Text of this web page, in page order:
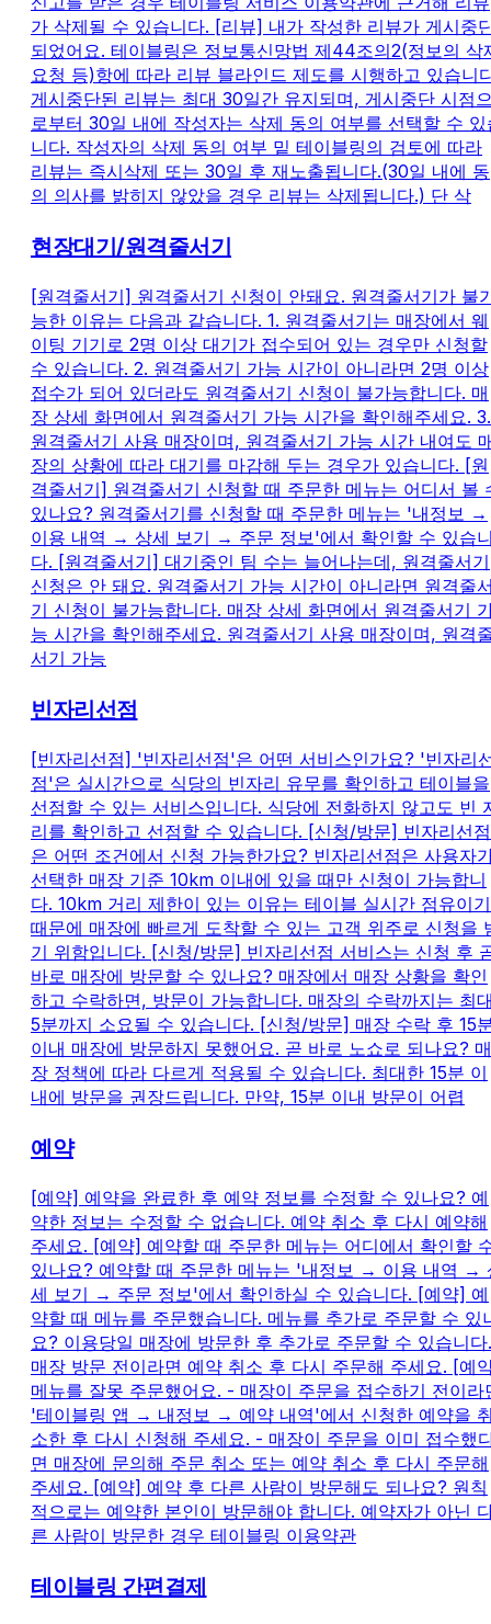
가 삭제될 수 있습니다. [리뷰] 내가 작성한 리뷰가 게시중
되었어요. 테이블링은 정보통신망법 제44조의2(정보의 삭
요청 등)항에 따라 리뷰 블라인드 제도를 시행하고 있습니
게시중단된 리뷰는 최대 30일간 유지되며, 게시중단 시점
로부터 30일 내에 작성자는 삭제 동의 여부를 선택할 수 있
니다. 작성자의 삭제 동의 여부 밑 테이블링의 검토에 따라
리뷰는 즉시삭제 또는 30일 후 재노출됩니다.(30일 내에 동
의 의사를 밝히지 않았을 경우 리뷰는 삭제됩니다.) 단 삭
현장대기/원격줄서기
[원격줄서기] 원격줄서기 신청이 안돼요. 원격줄서기가 불
능한 이유는 다음과 같습니다. 1. 원격줄서기는 매장에서 웨
이팅 기기로 2명 이상 대기가 접수되어 있는 경우만 신청할
수 있습니다. 2. 원격줄서기 가능 시간이 아니라면 2명 이상
접수가 되어 있더라도 원격줄서기 신청이 불가능합니다. 매
장 상세 화면에서 원격줄서기 가능 시간을 확인해주세요. 3.
원격줄서기 사용 매장이며, 원격줄서기 가능 시간 내여도
장의 상황에 따라 대기를 마감해 두는 경우가 있습니다. [원
격줄서기] 원격줄서기 신청할 때 주문한 메뉴는 어디서 볼
있나요? 원격줄서기를 신청할 때 주문한 메뉴는 '내정보 →
이용 내역 → 상세 보기 → 주문 정보'에서 확인할 수 있습
다. [원격줄서기] 대기중인 팀 수는 늘어나는데, 원격줄서기
신청은 안 돼요. 원격줄서기 가능 시간이 아니라면 원격줄
기 신청이 불가능합니다. 매장 상세 화면에서 원격줄서기
능 시간을 확인해주세요. 원격줄서기 사용 매장이며, 원격
서기 가능
빈자리선점
[빈자리선점] '빈자리선점'은 어떤 서비스인가요? '빈자리
점'은 실시간으로 식당의 빈자리 유무를 확인하고 테이블을
선점할 수 있는 서비스입니다. 식당에 전화하지 않고도 빈
리를 확인하고 선점할 수 있습니다. [신청/방문] 빈자리선점
은 어떤 조건에서 신청 가능한가요? 빈자리선점은 사용자
선택한 매장 기준 10km 이내에 있을 때만 신청이 가능합니
다. 10km 거리 제한이 있는 이유는 테이블 실시간 점유이기
때문에 매장에 빠르게 도착할 수 있는 고객 위주로 신청을
기 위함입니다. [신청/방문] 빈자리선점 서비스는 신청 후
바로 매장에 방문할 수 있나요? 매장에서 매장 상황을 확인
하고 수락하면, 방문이 가능합니다. 매장의 수락까지는 최
5분까지 소요될 수 있습니다. [신청/방문] 매장 수락 후 15
이내 매장에 방문하지 못했어요. 곧 바로 노쇼로 되나요? 매
장 정책에 따라 다르게 적용될 수 있습니다. 최대한 15분 이
내에 방문을 권장드립니다. 만약, 15분 이내 방문이 어렵
예약
[예약] 예약을 완료한 후 예약 정보를 수정할 수 있나요? 예
약한 정보는 수정할 수 없습니다. 예약 취소 후 다시 예약해
주세요. [예약] 예약할 때 주문한 메뉴는 어디에서 확인할
있나요? 예약할 때 주문한 메뉴는 '내정보 → 이용 내역 →
세 보기 → 주문 정보'에서 확인하실 수 있습니다. [예약] 예
약할 때 메뉴를 주문했습니다. 메뉴를 추가로 주문할 수 있
요? 이용당일 매장에 방문한 후 추가로 주문할 수 있습니다.
매장 방문 전이라면 예약 취소 후 다시 주문해 주세요. [예
메뉴를 잘못 주문했어요. - 매장이 주문을 접수하기 전이라
'테이블링 앱 → 내정보 → 예약 내역'에서 신청한 예약을
소한 후 다시 신청해 주세요. - 매장이 주문을 이미 접수했
면 매장에 문의해 주문 취소 또는 예약 취소 후 다시 주문해
주세요. [예약] 예약 후 다른 사람이 방문해도 되나요? 원칙
적으로는 예약한 본인이 방문해야 합니다. 예약자가 아닌
른 사람이 방문한 경우 테이블링 이용약관
테이블링 간편결제